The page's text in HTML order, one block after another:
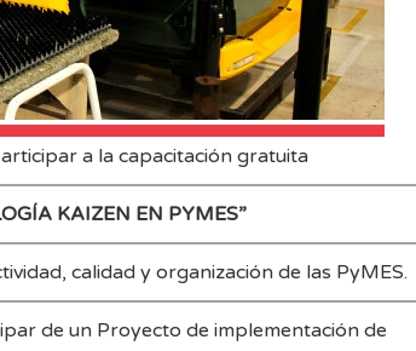
a la capacitación gratuita
KAIZEN EN PYMES”
calidad y organización de las PyMES.
de un Proyecto de implementación de